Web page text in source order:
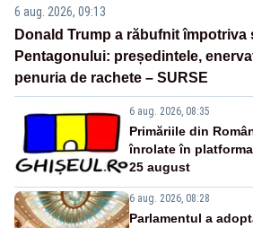
6 aug. 2026, 09:13
Donald Trump a răbufnit împotriva
Pentagonului: președintele,
penuria de rachete – SURSE
6 aug. 2026, 08:35
Primăriile din
înrolate în
25 august
6 aug. 2026, 08:28
Parlamentul a